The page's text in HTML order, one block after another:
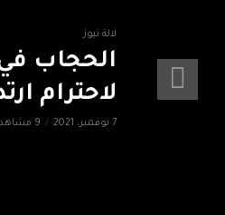
لالة نيوز
الحجاب
لاحترام
7 نوفمبر، 2021 9 مشاهدات